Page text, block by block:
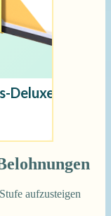
aufzusteigen